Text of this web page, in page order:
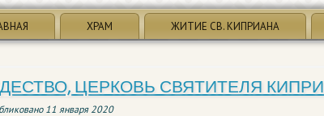
ХРАМ ЖИТИЕ СВ. КИПРИАНА
ЦЕРКОВЬ СВЯТИТЕЛЯ КИПРИ
11 января 2020